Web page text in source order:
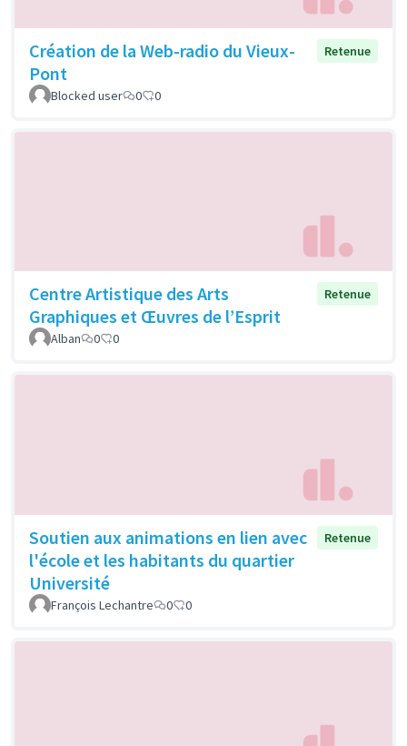
Création de la Web-radio du Vieux-
Pont
Retenue
Blocked user 0 0
Centre Artistique des Arts
Graphiques et Œuvres de l’Esprit
Retenue
Alban 0 0
Soutien aux animations en lien avec
l'école et les habitants du quartier
Université
Retenue
François Lechantre 0 0